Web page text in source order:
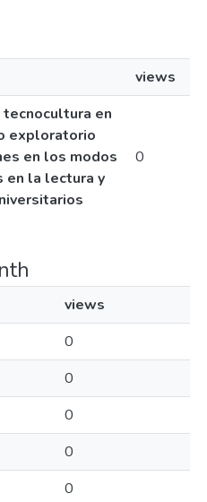
views
tecnocultura en
exploratorio
en los modos
en la lectura y
0
views
0
0
0
0
0